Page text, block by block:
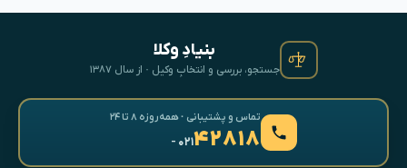
بنیادِ وکلا
جستجو، بررسی و انتخابِ وکیل · از سال ۱۳۸۷
تماس و پشتیبانی · همه‌روزه ۸ تا ۲۴
۴۲۸۱۸- ۰۲۱